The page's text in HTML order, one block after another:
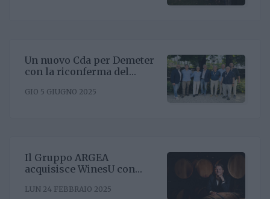
Un nuovo Cda per Demeter
con la riconferma del
GIO 5 GIUGNO 2025
Il Gruppo ARGEA
acquisisce WinesU con
posizionamento negli Stati
LUN 24 FEBBRAIO 2025